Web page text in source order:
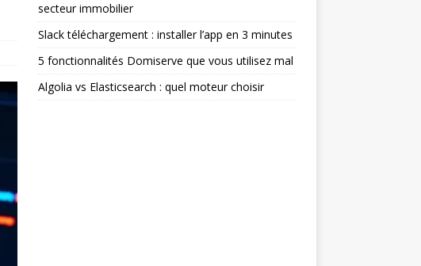
secteur immobilier
Slack téléchargement : installer l’app en 3 minutes
5 fonctionnalités Domiserve que vous utilisez mal
Algolia vs Elasticsearch : quel moteur choisir